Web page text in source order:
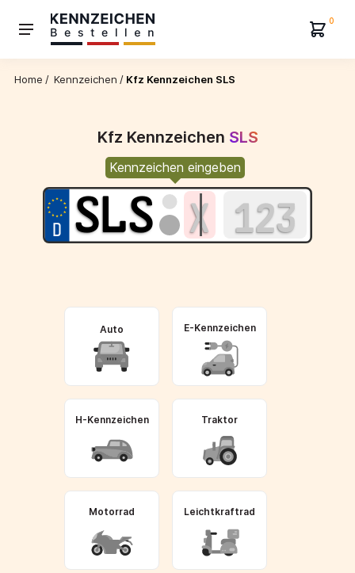
0
Home / Kennzeichen / Kfz Kennzeichen SLS
Kfz Kennzeichen SLS
Kennzeichen eingeben
Auto E-Kennzeichen
H-Kennzeichen Traktor
Motorrad Leichtkraftrad